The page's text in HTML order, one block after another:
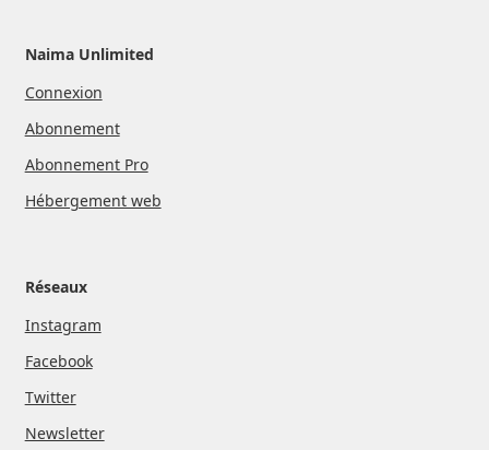
Naima Unlimited
Connexion
Abonnement
Abonnement Pro
Hébergement web
Réseaux
Instagram
Facebook
Twitter
Newsletter